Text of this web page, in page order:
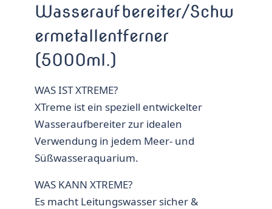
Wasseraufbereiter/Schw
ermetallentferner
(5000ml.)
WAS IST XTREME?
XTreme ist ein speziell entwickelter
Wasseraufbereiter zur idealen
Verwendung in jedem Meer- und
Süßwasseraquarium.
WAS KANN XTREME?
Es macht Leitungswasser sicher &